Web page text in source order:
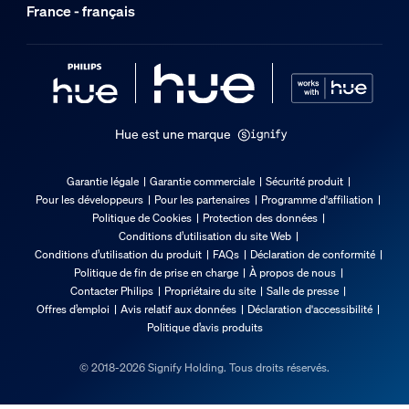
Poids net
0,99 kg
Poids brut
1,88 kg
Longueur
270 mm
290 mm
Code 12NC
929003098901
Dimensions et poids du produit
France - français
Hue est une marque
Garantie légale Garantie commerciale
Sécurité produit
Pour les développeurs
Pour les partenaires
Programme d'affiliation
Politique de Cookies
Protection des données
Conditions d’utilisation du site Web
Conditions d’utilisation du produit
FAQs
Déclaration de conformité
Politique de fin de prise en charge
À propos de nous
Contacter Philips
Propriétaire du site
Salle de presse
Offres d’emploi
Avis relatif aux données
Déclaration d'accessibilité
Politique d’avis produits
© 2018-2026 Signify Holding. Tous droits réservés.